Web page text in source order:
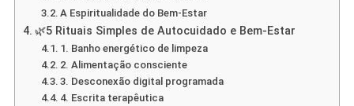
A Espiritualidade do Bem-Estar
🌿5 Rituais Simples de Autocuidado e Bem-Estar
1. Banho energético de limpeza
2. Alimentação consciente
3. Desconexão digital programada
4. Escrita terapêutica